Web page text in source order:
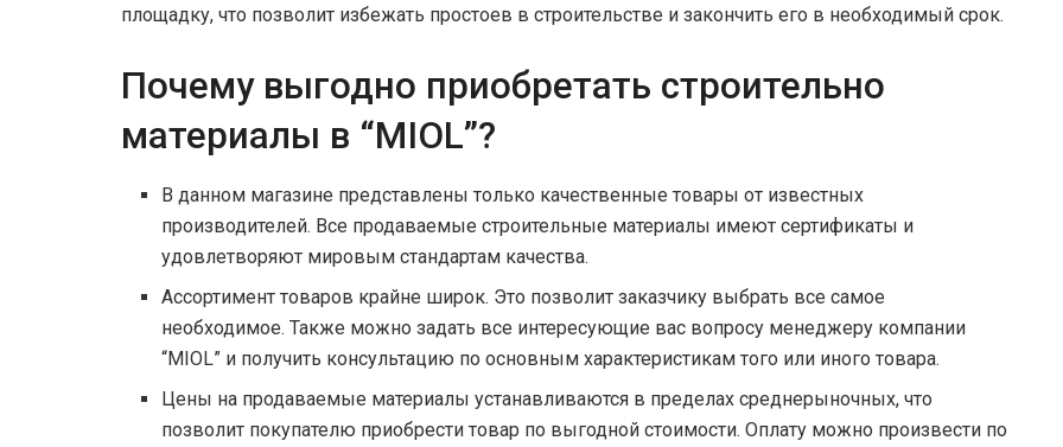
площадку, что позволит избежать простоев в строительстве и закончить его в необходимый срок.
Почему выгодно приобретать строительно
материалы в “MIOL”?
В данном магазине представлены только качественные товары от известных
производителей. Все продаваемые строительные материалы имеют сертификаты и
удовлетворяют мировым стандартам качества.
Ассортимент товаров крайне широк. Это позволит заказчику выбрать все самое
необходимое. Также можно задать все интересующие вас вопросу менеджеру компании
“MIOL” и получить консультацию по основным характеристикам того или иного товара.
Цены на продаваемые материалы устанавливаются в пределах среднерыночных, что
позволит покупателю приобрести товар по выгодной стоимости. Оплату можно произвести по